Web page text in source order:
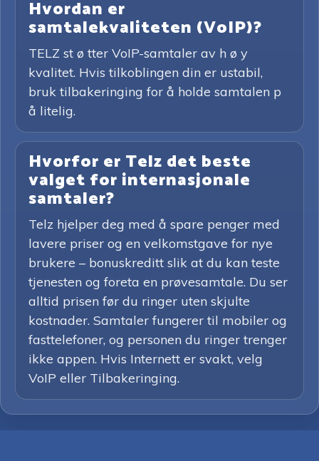
Hvordan er
samtalekvaliteten (VoIP)?
TELZ st ø tter VoIP-samtaler av h ø y
kvalitet. Hvis tilkoblingen din er ustabil,
bruk tilbakeringing for å holde samtalen p
å litelig.
Hvorfor er Telz det beste
valget for internasjonale
samtaler?
Telz hjelper deg med å spare penger med
lavere priser og en velkomstgave for nye
brukere – bonuskreditt slik at du kan teste
tjenesten og foreta en prøvesamtale. Du ser
alltid prisen før du ringer uten skjulte
kostnader. Samtaler fungerer til mobiler og
fasttelefoner, og personen du ringer trenger
ikke appen. Hvis Internett er svakt, velg
VoIP eller Tilbakeringing.